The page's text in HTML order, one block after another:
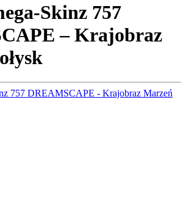
Skinz 757
– Krajobraz